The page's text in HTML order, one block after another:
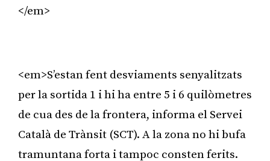
</em>
<em>S’estan fent desviaments senyalitzats
per la sortida 1 i hi ha entre 5 i 6 quilòmetres
de cua des de la frontera, informa el Servei
Català de Trànsit (SCT). A la zona no hi bufa
tramuntana forta i tampoc consten ferits.